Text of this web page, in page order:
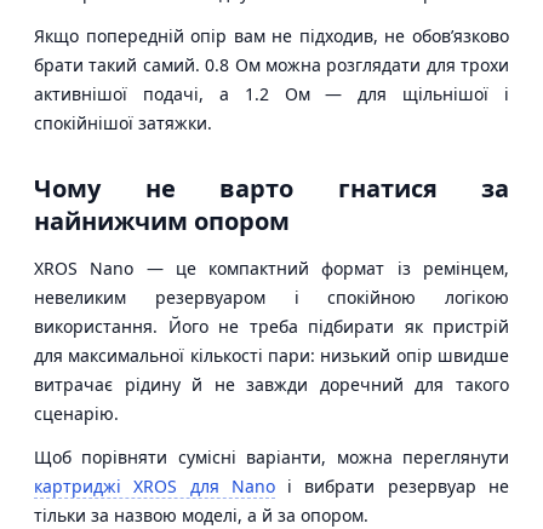
Якщо попередній опір вам не підходив, не обов’язково
брати такий самий. 0.8 Ом можна розглядати для трохи
активнішої подачі, а 1.2 Ом — для щільнішої і
спокійнішої затяжки.
Чому не варто гнатися за
найнижчим опором
XROS Nano — це компактний формат із ремінцем,
невеликим резервуаром і спокійною логікою
використання. Його не треба підбирати як пристрій
для максимальної кількості пари: низький опір швидше
витрачає рідину й не завжди доречний для такого
сценарію.
Щоб порівняти сумісні варіанти, можна переглянути
картриджі XROS для Nanoі вибрати резервуар не
тільки за назвою моделі, а й за опором.